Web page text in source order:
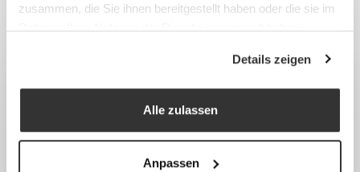
zusammen, die Sie ihnen bereitgestellt haben oder die sie im
Rahmen Ihrer Nutzung der Dienste gesammelt haben.
Details zeigen
Alle zulassen
Anpassen